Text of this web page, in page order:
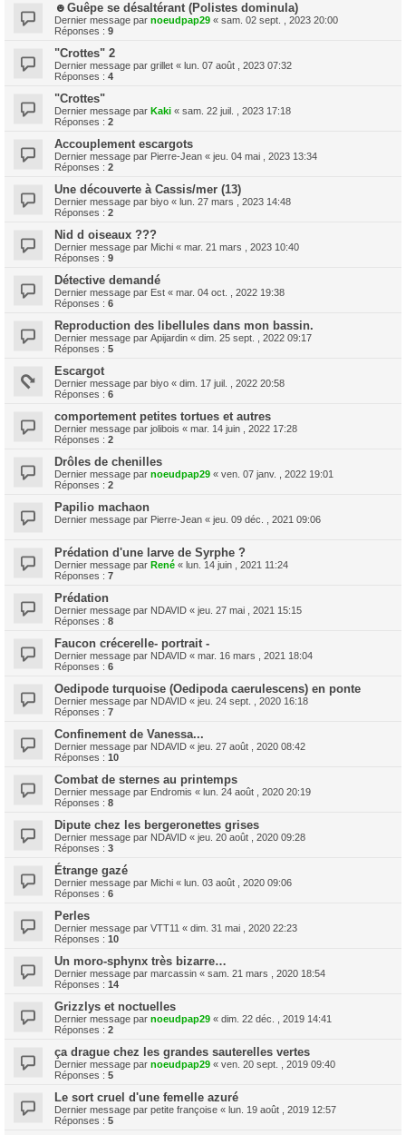
☻Guêpe se désaltérant (Polistes dominula)
Dernier message par noeudpap29 « sam. 02 sept. , 2023 20:00
Réponses : 9
"Crottes" 2
Dernier message par grillet « lun. 07 août , 2023 07:32
Réponses : 4
"Crottes"
Dernier message par Kaki « sam. 22 juil. , 2023 17:18
Réponses : 2
Accouplement escargots
Dernier message par Pierre-Jean « jeu. 04 mai , 2023 13:34
Réponses : 2
Une découverte à Cassis/mer (13)
Dernier message par biyo « lun. 27 mars , 2023 14:48
Réponses : 2
Nid d oiseaux ???
Dernier message par Michi « mar. 21 mars , 2023 10:40
Réponses : 9
Détective demandé
Dernier message par Est « mar. 04 oct. , 2022 19:38
Réponses : 6
Reproduction des libellules dans mon bassin.
Dernier message par Apijardin « dim. 25 sept. , 2022 09:17
Réponses : 5
Escargot
Dernier message par biyo « dim. 17 juil. , 2022 20:58
Réponses : 6
comportement petites tortues et autres
Dernier message par jolibois « mar. 14 juin , 2022 17:28
Réponses : 2
Drôles de chenilles
Dernier message par noeudpap29 « ven. 07 janv. , 2022 19:01
Réponses : 2
Papilio machaon
Dernier message par Pierre-Jean « jeu. 09 déc. , 2021 09:06
Prédation d'une larve de Syrphe ?
Dernier message par René « lun. 14 juin , 2021 11:24
Réponses : 7
Prédation
Dernier message par NDAVID « jeu. 27 mai , 2021 15:15
Réponses : 8
Faucon crécerelle- portrait -
Dernier message par NDAVID « mar. 16 mars , 2021 18:04
Réponses : 6
Oedipode turquoise (Oedipoda caerulescens) en ponte
Dernier message par NDAVID « jeu. 24 sept. , 2020 16:18
Réponses : 7
Confinement de Vanessa...
Dernier message par NDAVID « jeu. 27 août , 2020 08:42
Réponses : 10
Combat de sternes au printemps
Dernier message par Endromis « lun. 24 août , 2020 20:19
Réponses : 8
Dipute chez les bergeronettes grises
Dernier message par NDAVID « jeu. 20 août , 2020 09:28
Réponses : 3
Étrange gazé
Dernier message par Michi « lun. 03 août , 2020 09:06
Réponses : 6
Perles
Dernier message par VTT11 « dim. 31 mai , 2020 22:23
Réponses : 10
Un moro-sphynx très bizarre…
Dernier message par marcassin « sam. 21 mars , 2020 18:54
Réponses : 14
Grizzlys et noctuelles
Dernier message par noeudpap29 « dim. 22 déc. , 2019 14:41
Réponses : 2
ça drague chez les grandes sauterelles vertes
Dernier message par noeudpap29 « ven. 20 sept. , 2019 09:40
Réponses : 5
Le sort cruel d'une femelle azuré
Dernier message par petite françoise « lun. 19 août , 2019 12:57
Réponses : 5